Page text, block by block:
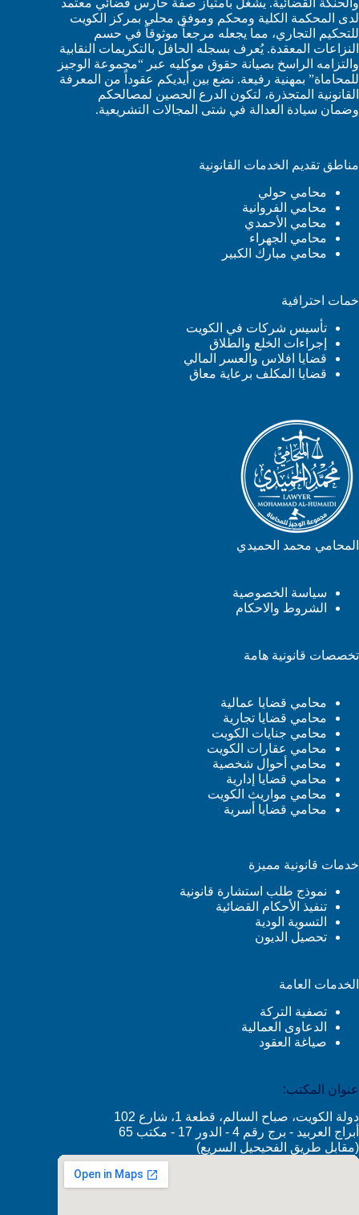
والحنكة القضائية. يشغل بامتياز صفة حارس قضائي معتمد
لدى المحكمة الكلية ومحكم وموفق محلي بمركز الكويت
للتحكيم التجاري، مما يجعله مرجعاً موثوقاً في حسم
النزاعات المعقدة. يُعرف بسجله الحافل بالتكريمات النقابية
والتزامه الراسخ بصيانة حقوق موكليه عبر “مجموعة الوجيز
للمحاماة” بمهنية رفيعة. نضع بين أيديكم عقوداً من المعرفة
القانونية المتجذرة، لتكون الدرع الحصين لمصالحكم
وضمان سيادة العدالة في شتى المجالات التشريعية.
مناطق تقديم الخدمات القانونية
محامي حولي
محامي الفروانية
محامي الأحمدي
محامي الجهراء
محامي مبارك الكبير
خمات احترافية
تأسيس شركات في الكويت
إجراءات الخلع والطلاق
قضايا افلاس والعسر المالي
قضايا المكلف برعاية معاق
المحامي محمد الحميدي
سياسة الخصوصية
الشروط والاحكام
تخصصات قانونية هامة
محامي قضايا عمالية
محامي قضايا تجارية
محامي جنايات الكويت
محامي عقارات الكويت
محامي أحوال شخصية
محامي قضايا إدارية
محامي مواريث الكويت
محامي قضايا أسرية
خدمات قانونية مميزة
نموذج طلب استشارة قانونية
تنفيذ الأحكام القضائية
التسوية الودية
تحصيل الديون
الخدمات العامة
تصفية التركة
الدعاوى العمالية
صياغة العقود
عنوان المكتب:
دولة الكويت، صباح السالم، قطعة 1، شارع 102
أبراج العربيد - برج رقم 4 - الدور 17 - مكتب 65
(مقابل طريق الفحيحيل السريع)